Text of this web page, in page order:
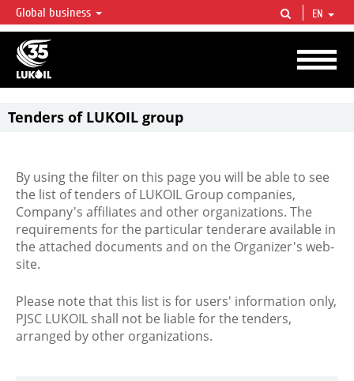
LUKOIL OVERVIEW
LUKOIL is one of the largest oil & gas vertical integrated companies in the world
accounting for over 2% of crude production and circa 1% of proved hydrocarbon
reserves globally.
Global business EN
Tenders of LUKOIL group
By using the filter on this page you will be able to see
the list of tenders of LUKOIL Group companies,
Company's affiliates and other organizations. The
requirements for the particular tenderare available in
the attached documents and on the Organizer's web-
site.
Please note that this list is for users' information only,
PJSC LUKOIL shall not be liable for the tenders,
arranged by other organizations.